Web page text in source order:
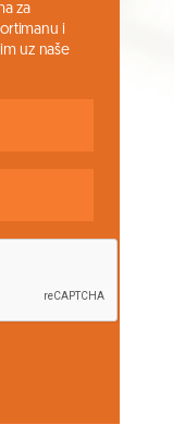
za
i
uz naše